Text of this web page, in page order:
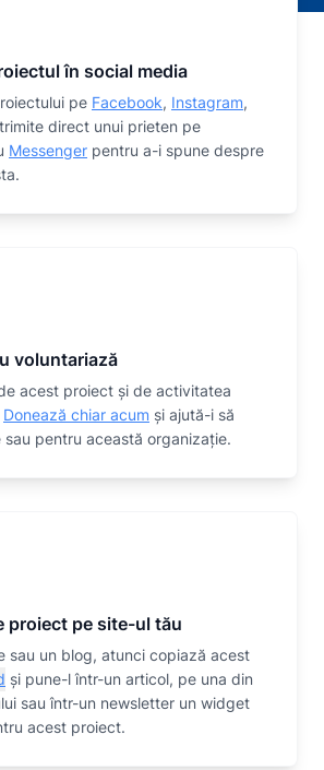
în social media
pe Facebook, Instagram,
direct unui prieten pe
Messenger pentru a-i spune despre
voluntariază
acest proiect și de activitatea
Donează chiar acum și ajută-i să
sau pentru această organizaţie.
proiect pe site-ul tău
sau un blog, atunci copiază acest
și pune-l într-un articol, pe una din
sau într-un newsletter un widget
acest proiect.